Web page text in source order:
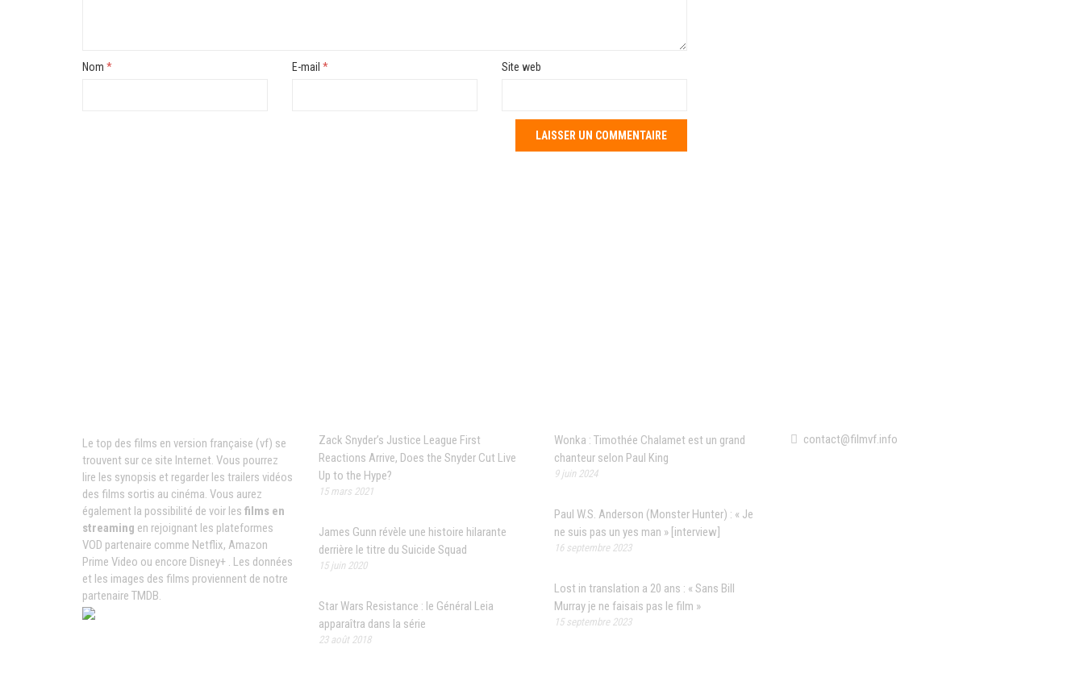
Nom * E-mail * Site web
Le top des films en version française (vf) se
trouvent sur ce site Internet. Vous pourrez
lire les synopsis et regarder les trailers vidéos
des films sortis au cinéma. Vous aurez
également la possibilité de voir les films en
streaming en rejoignant les plateformes
VOD partenaire comme Netflix, Amazon
Prime Video ou encore Disney+ . Les données
et les images des films proviennent de notre
partenaire TMDB.
Zack Snyder’s Justice League First
Reactions Arrive, Does the Snyder Cut Live
Up to the Hype?
15 mars 2021
James Gunn révèle une histoire hilarante
derrière le titre du Suicide Squad
15 juin 2020
Star Wars Resistance : le Général Leia
apparaîtra dans la série
23 août 2018
Wonka : Timothée Chalamet est un grand
chanteur selon Paul King
9 juin 2024
Paul W.S. Anderson (Monster Hunter) : « Je
ne suis pas un yes man » [interview]
16 septembre 2023
Lost in translation a 20 ans : « Sans Bill
Murray je ne faisais pas le film »
15 septembre 2023
contact@filmvf.info